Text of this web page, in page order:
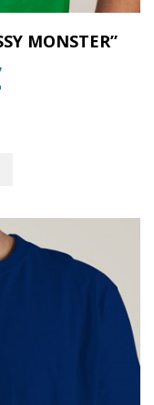
MONSTER”